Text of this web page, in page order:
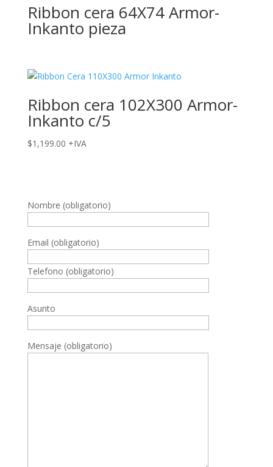
Ribbon cera 64X74 Armor-
Inkanto pieza
Ribbon cera 102X300 Armor-
Inkanto c/5
$1,199.00 +IVA
Nombre (obligatorio)
Email (obligatorio)
Telefono (obligatorio)
Asunto
Mensaje (obligatorio)